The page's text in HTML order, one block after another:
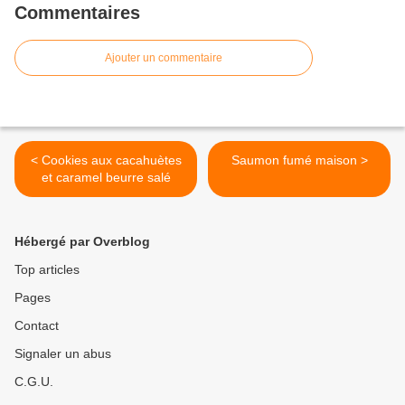
Commentaires
Ajouter un commentaire
< Cookies aux cacahuètes
et caramel beurre salé
Saumon fumé maison >
Hébergé par Overblog
Top articles
Pages
Contact
Signaler un abus
C.G.U.